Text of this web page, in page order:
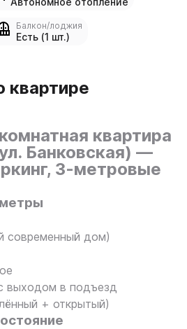
Балкон/лоджия
Есть (1 шт.)
квартире
квартира
Банковская) —
3-метровые
современный дом)
выходом в подъезд
+ открытый)